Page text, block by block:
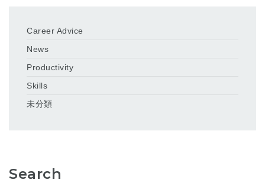
Career Advice
News
Productivity
Skills
未分類
Search